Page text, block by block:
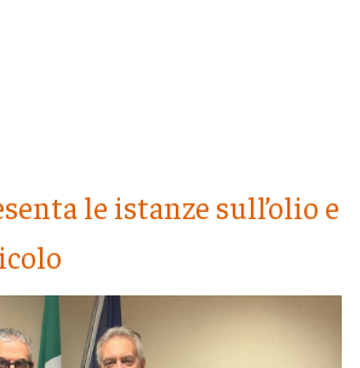
le istanze sull’olio e